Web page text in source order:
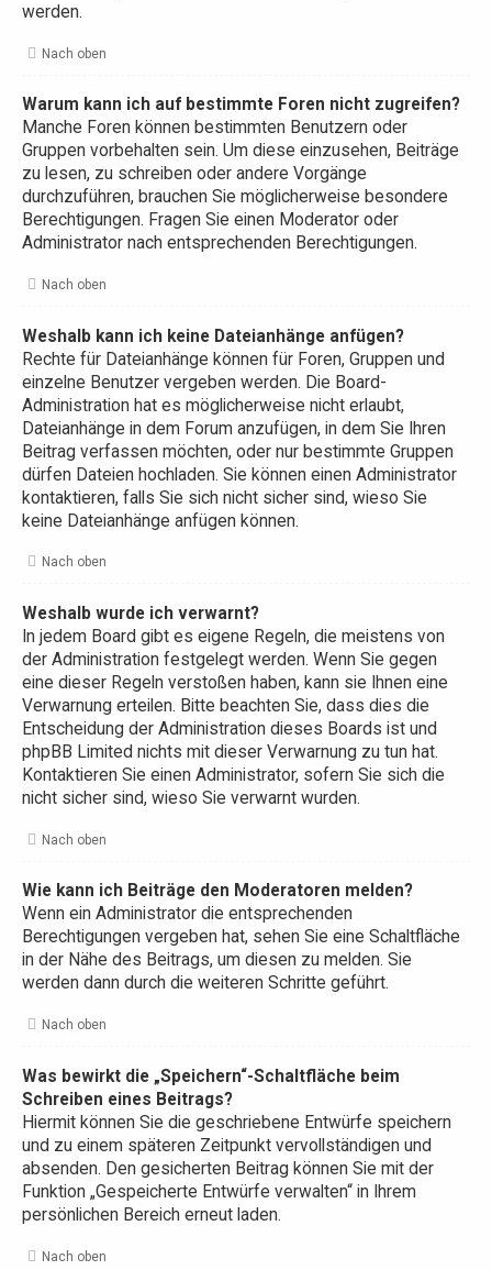
werden.
Nach oben
Warum kann ich auf bestimmte Foren nicht zugreifen?
Manche Foren können bestimmten Benutzern oder
Gruppen vorbehalten sein. Um diese einzusehen, Beiträge
zu lesen, zu schreiben oder andere Vorgänge
durchzuführen, brauchen Sie möglicherweise besondere
Berechtigungen. Fragen Sie einen Moderator oder
Administrator nach entsprechenden Berechtigungen.
Nach oben
Weshalb kann ich keine Dateianhänge anfügen?
Rechte für Dateianhänge können für Foren, Gruppen und
einzelne Benutzer vergeben werden. Die Board-
Administration hat es möglicherweise nicht erlaubt,
Dateianhänge in dem Forum anzufügen, in dem Sie Ihren
Beitrag verfassen möchten, oder nur bestimmte Gruppen
dürfen Dateien hochladen. Sie können einen Administrator
kontaktieren, falls Sie sich nicht sicher sind, wieso Sie
keine Dateianhänge anfügen können.
Nach oben
Weshalb wurde ich verwarnt?
In jedem Board gibt es eigene Regeln, die meistens von
der Administration festgelegt werden. Wenn Sie gegen
eine dieser Regeln verstoßen haben, kann sie Ihnen eine
Verwarnung erteilen. Bitte beachten Sie, dass dies die
Entscheidung der Administration dieses Boards ist und
phpBB Limited nichts mit dieser Verwarnung zu tun hat.
Kontaktieren Sie einen Administrator, sofern Sie sich die
nicht sicher sind, wieso Sie verwarnt wurden.
Nach oben
Wie kann ich Beiträge den Moderatoren melden?
Wenn ein Administrator die entsprechenden
Berechtigungen vergeben hat, sehen Sie eine Schaltfläche
in der Nähe des Beitrags, um diesen zu melden. Sie
werden dann durch die weiteren Schritte geführt.
Nach oben
Was bewirkt die „Speichern“-Schaltfläche beim
Schreiben eines Beitrags?
Hiermit können Sie die geschriebene Entwürfe speichern
und zu einem späteren Zeitpunkt vervollständigen und
absenden. Den gesicherten Beitrag können Sie mit der
Funktion „Gespeicherte Entwürfe verwalten“ in Ihrem
persönlichen Bereich erneut laden.
Nach oben